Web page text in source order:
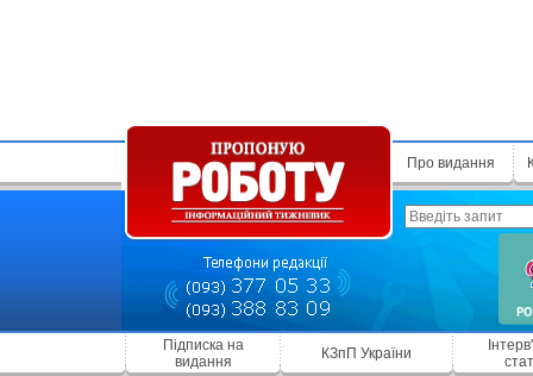
Про видання
Підписка на
видання
КЗпП України